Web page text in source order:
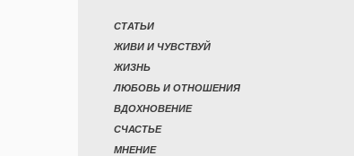
СТАТЬИ
ЖИВИ И ЧУВСТВУЙ
ЖИЗНЬ
ЛЮБОВЬ И ОТНОШЕНИЯ
ВДОХНОВЕНИЕ
СЧАСТЬЕ
МНЕНИЕ